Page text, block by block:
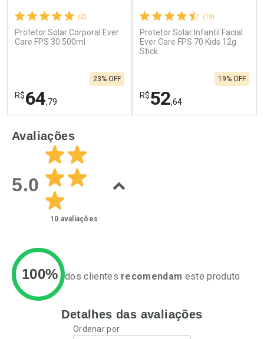
(2)
Protetor Solar Corporal Ever
Care FPS 30 500ml
R$64,79
23% OFF
Laboratório
Ativar Desconto
Por Menos
Comprar sem Desconto
(19)
Protetor Solar Infantil Facial
Ever Care FPS 70 Kids 12g
Stick
R$52,64
19% OFF
Ativar Desconto
Avaliações
5.0
10 avaliações
100% dos clientes recomendam este produto
Detalhes das avaliações
Ordenar por